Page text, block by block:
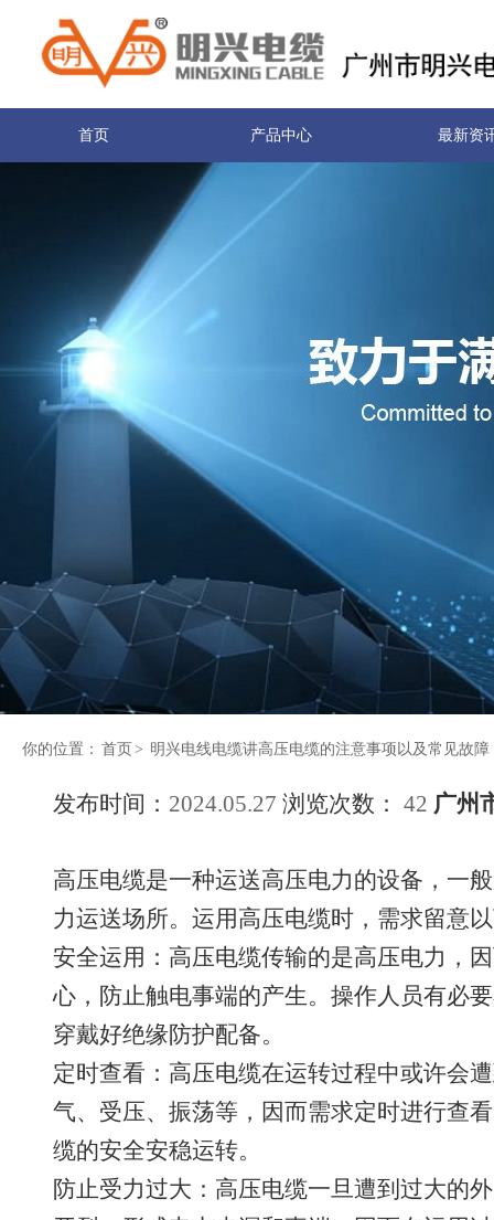
首页 产品中心 最新资
联系我们
你的位置： 首页 > 明兴电线电缆讲高压电缆的注意事项以及常见故障
发布时间： 2024.05.27 浏览次数： 42 广州
高压电缆是一种运送高压电力的设备，一
力运送场所。运用高压电缆时，需求留意
安全运用：高压电缆传输的是高压电力，
心，防止触电事端的产生。操作人员有必
穿戴好绝缘防护配备。
定时查看：高压电缆在运转过程中或许会
气、受压、振荡等，因而需求定时进行查
缆的安全安稳运转。
防止受力过大：高压电缆一旦遭到过大的